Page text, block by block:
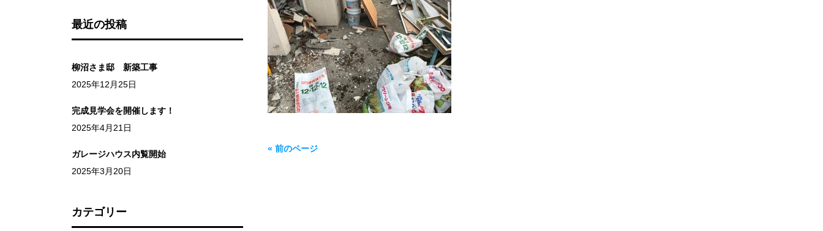
« 前のページ
最近の投稿
柳沼さま邸 新築工事
2025年12月25日
完成見学会を開催します！
2025年4月21日
ガレージハウス内覧開始
2025年3月20日
カテゴリー